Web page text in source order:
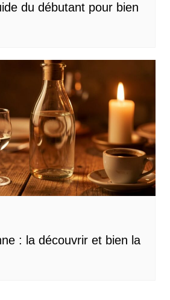
du débutant pour bien
: la découvrir et bien la